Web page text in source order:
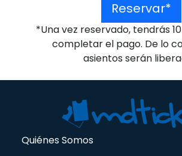
Reservar*
*Una vez reservado, tendrás
completar el pago. De lo
asientos serán
Quiénes Somos